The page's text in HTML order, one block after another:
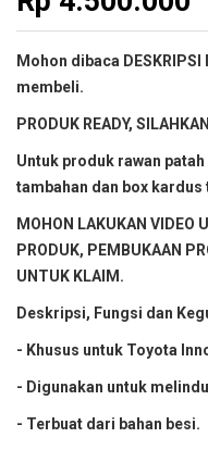
Mohon dibaca
membeli.
PRODUK READY,
Untuk produk rawan
tambahan dan box kardus
MOHON LAKUKAN VIDEO
PRODUK, PEMBUKAAN
UNTUK KLAIM.
Deskripsi, Fungsi dan
- Khusus untuk Toyota
- Digunakan untuk
- Terbuat dari bahan besi.